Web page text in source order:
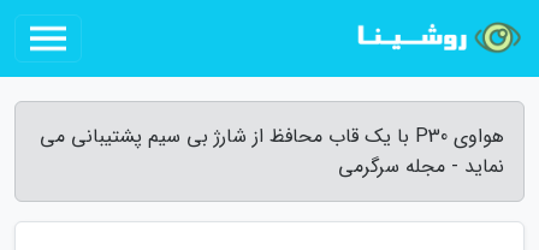
هواوی P30 با یک قاب محافظ از شارژ بی سیم پشتیبانی می
نماید - مجله سرگرمی